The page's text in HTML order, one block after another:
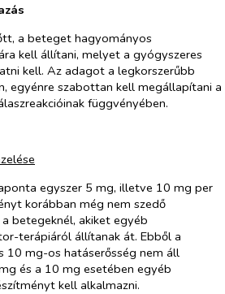
a beteget hagyományos
kell állítani, melyet a gyógyszeres
kell. Az adagot a legkorszerűbb
egyénre szabottan kell megállapítani a
függvényében.
egyszer 5 mg, illetve 10 mg per
korábban még nem szedő
betegeknél, akiket egyéb
terápiáról állítanak át. Ebből a
10 mg-os hatáserősség nem áll
és a 10 mg esetében egyéb
kell alkalmazni.